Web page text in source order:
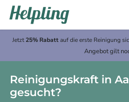
springen
Jetzt25% Rabattauf die erste Reinigung
Angebot gilt
Reinigungskraft in
gesucht?